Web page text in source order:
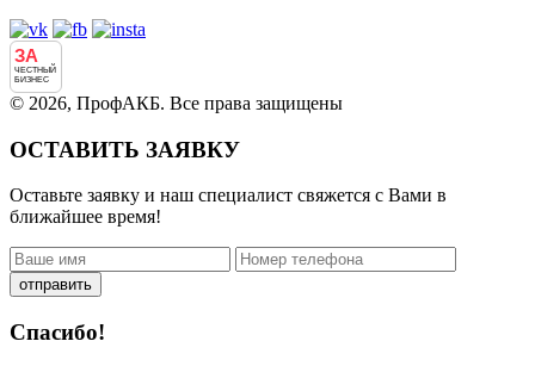
ЗА
ЧЕСТНЫЙ
БИЗНЕС
© 2026, ПрофАКБ. Все права защищены
ОСТАВИТЬ ЗАЯВКУ
Оставьте заявку и наш специалист свяжется с Вами в
ближайшее время!
отправить
Спасибо!